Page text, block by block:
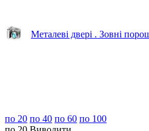
Металеві двері . Зовні
по 20 по 40 по 60 по 100